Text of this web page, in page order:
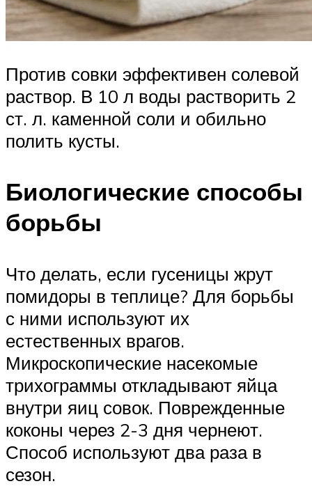
Против совки эффективен солевой
раствор. В 10 л воды растворить 2
ст. л. каменной соли и обильно
полить кусты.
Биологические способы
борьбы
Что делать, если гусеницы жрут
помидоры в теплице? Для борьбы
с ними используют их
естественных врагов.
Микроскопические насекомые
трихограммы откладывают яйца
внутри яиц совок. Поврежденные
коконы через 2-3 дня чернеют.
Способ используют два раза в
сезон.